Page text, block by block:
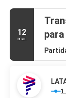
12
mai.